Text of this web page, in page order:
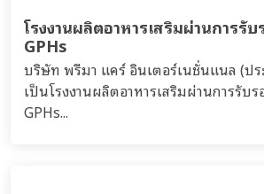
โรงงานผลิตอาหารเสริมผ่านการรั
GPHs
บริษัท พรีมา แคร์ อินเตอร์เนชั่นแนล (ปร
เป็นโรงงานผลิตอาหารเสริมผ่านการรับ
GPHs...